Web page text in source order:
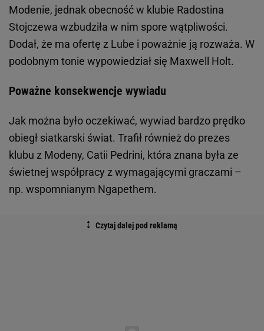
Modenie, jednak obecność w klubie Radostina
Stojczewa wzbudziła w nim spore wątpliwości.
Dodał, że ma ofertę z Lube i poważnie ją rozważa. W
podobnym tonie wypowiedział się Maxwell Holt.
Poważne konsekwencje wywiadu
Jak można było oczekiwać, wywiad bardzo prędko
obiegł siatkarski świat. Trafił również do prezes
klubu z Modeny, Catii Pedrini, która znana była ze
świetnej współpracy z wymagającymi graczami –
np. wspomnianym Ngapethem.